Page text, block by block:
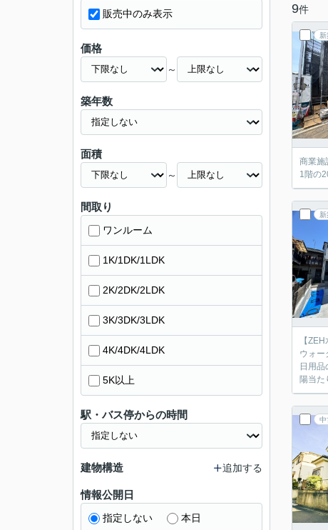
9件
商業施
1階の
【
ウォー
日用品
陽当た
中
販売中のみ表示
価格
～
築年数
面積
～
間取り
ワンルーム
1K/1DK/1LDK
2K/2DK/2LDK
3K/3DK/3LDK
4K/4DK/4LDK
5K以上
駅・バス停からの時間
建物構造 追加する
情報公開日
指定しない 本日